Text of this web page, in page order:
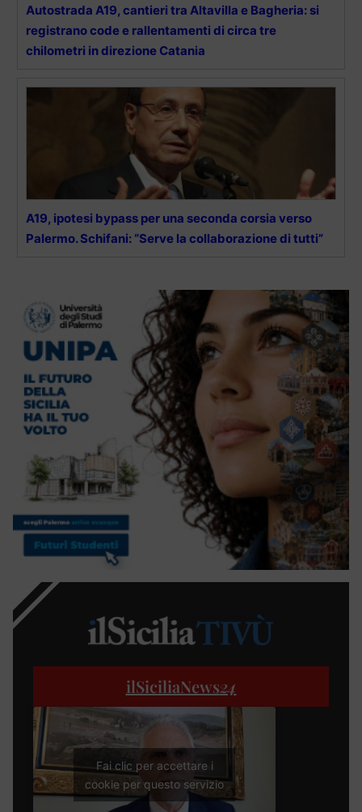
Autostrada A19, cantieri tra Altavilla e Bagheria: si
registrano code e rallentamenti di circa tre
chilometri in direzione Catania
A19, ipotesi bypass per una seconda corsia verso
Palermo. Schifani: “Serve la collaborazione di tutti”
ilSiciliaNews24
Fai clic per accettare i
cookie per questo servizio